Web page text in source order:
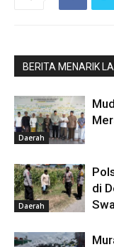
BERITA MENARIK
Daerah
Daerah
di